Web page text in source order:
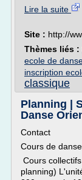
Lire la suite
Site : http://
Thèmes liés :
ecole de
inscription
classique
Planning |
Danse
Contact
Cours de
Cours
planning)